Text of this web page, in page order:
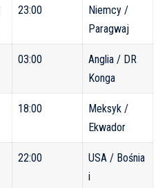
23:00
Niemcy /
Paragwaj
03:00
Anglia / DR
Konga
18:00
Meksyk /
Ekwador
22:00
USA / Bośnia
i